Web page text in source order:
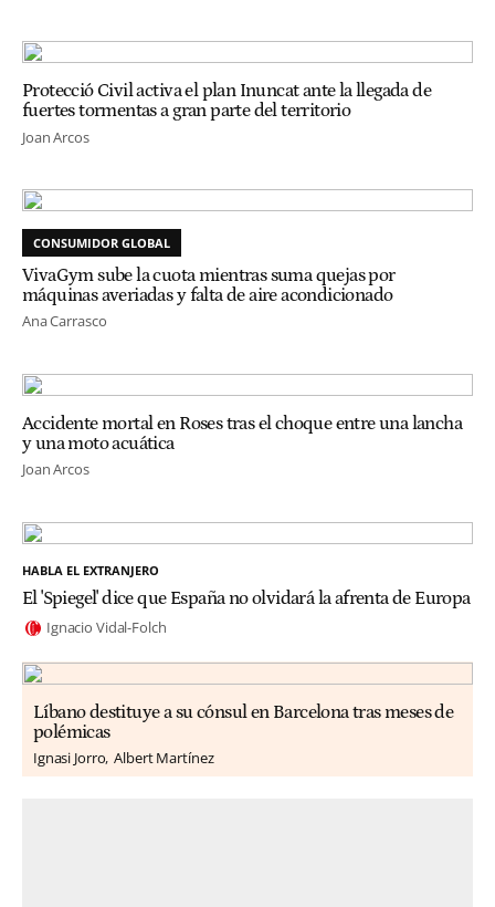
Protecció Civil activa el plan Inuncat ante la llegada de
fuertes tormentas a gran parte del territorio
Joan Arcos
CONSUMIDOR GLOBAL
VivaGym sube la cuota mientras suma quejas por
máquinas averiadas y falta de aire acondicionado
Ana Carrasco
Accidente mortal en Roses tras el choque entre una lancha
y una moto acuática
Joan Arcos
HABLA EL EXTRANJERO
El 'Spiegel' dice que España no olvidará la afrenta de Europa
Ignacio Vidal-Folch
Líbano destituye a su cónsul en Barcelona tras meses de
polémicas
Ignasi Jorro Albert Martínez